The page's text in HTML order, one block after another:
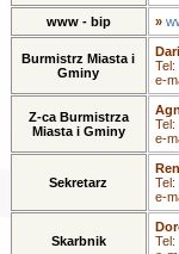
www - bip »
Burmistrz Miasta i
Gminy
Tel:
e-
Z-ca Burmistrza
Miasta i Gminy
Tel:
e-
Sekretarz
Tel:
e-
Skarbnik
Tel: